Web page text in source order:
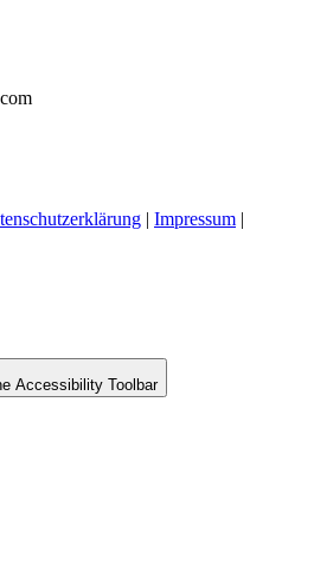
| Impressum |
Accessibility Toolbar